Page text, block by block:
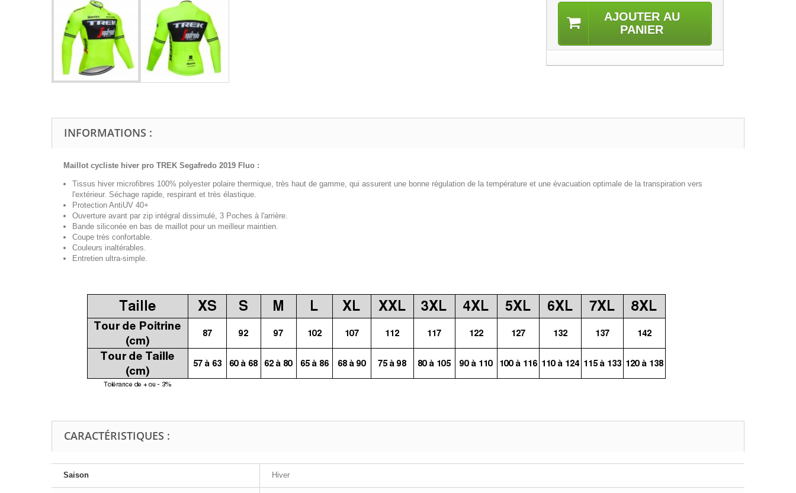
AJOUTER AU
PANIER
INFORMATIONS :
Maillot cycliste hiver pro TREK Segafredo 2019 Fluo :
Tissus hiver microfibres 100% polyester polaire thermique, très haut de gamme, qui assurent une bonne régulation de la température et une évacuation optimale de la transpiration vers
l'extérieur. Séchage rapide, respirant et très élastique.
Protection AntiUV 40+
Ouverture avant par zip intégral dissimulé, 3 Poches à l'arrière.
Bande siliconée en bas de maillot pour un meilleur maintien.
Coupe très confortable.
Couleurs inaltérables.
Entretien ultra-simple.
CARACTÉRISTIQUES :
Saison Hiver